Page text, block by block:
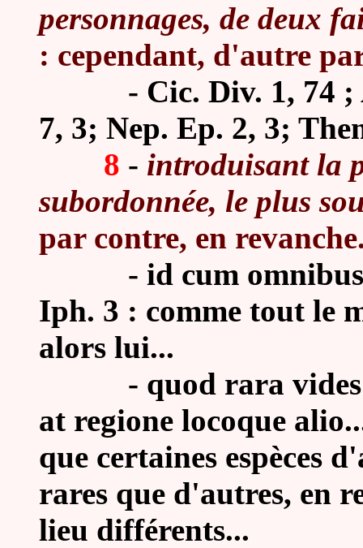
personnages, de deux
: cependant, d'autre
- Cic. Div. 1, 74
7, 3; Nep. Ep. 2, 3;
8 - introduisant la
subordonnée, le plus
par contre, en
- id cum
Iph. 3 : comme tout le
alors lui...
- quod rara
at regione locoque
que certaines espèces
rares que d'autres, en
lieu différents...